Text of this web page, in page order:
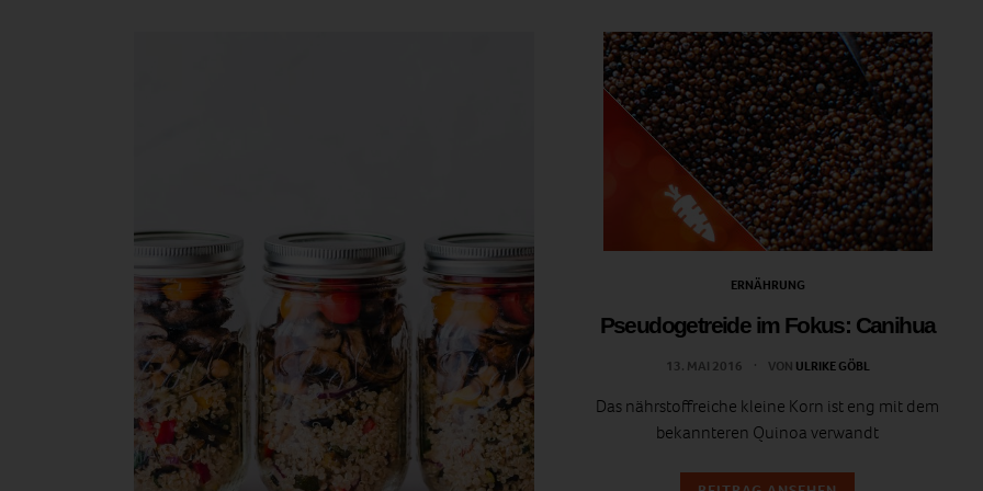
ERNÄHRUNG
Pseudogetreide im Fokus: Canihua
13. MAI 2016 VON ULRIKE GÖBL
Das nährstoffreiche kleine Korn ist eng mit dem
bekannteren Quinoa verwandt